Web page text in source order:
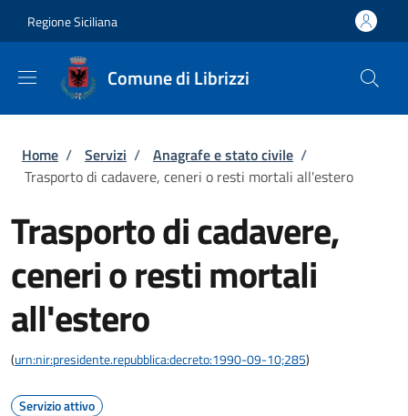
Regione Siciliana
Comune di Librizzi
Briciole di pane
Home / Servizi / Anagrafe e stato civile /
Trasporto di cadavere, ceneri o resti mortali all'estero
Trasporto di cadavere,
ceneri o resti mortali
all'estero
(urn:nir:presidente.repubblica:decreto:1990-09-10;285)
Servizio attivo